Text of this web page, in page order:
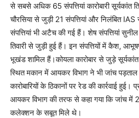
से सबसे अधिक 65 संपत्तियां कारोबारी सूर्यकांत
चौरसिया से जुड़ी 21 संपत्तियां और निलंबित IAS
संपत्तियां भी अटैच की गई हैं। शेष संपत्तियां
तिवारी से जुड़ी हुई हैं। इन संपत्तियों में कैश,
भूखंड शामिल हैं।कोयला कारोबार से जुड़े सूर्यकांत
स्थित मकान में आयकर विभाग ने भी जांच
कारोबारियों के ठिकानों पर रेड की कार्रवाई
आयकर विभाग की तरफ से कहा गया कि जांच
कलेक्शन के सबूत मिले थे।